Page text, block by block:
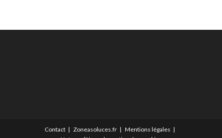
Contact Zoneasoluces.fr
Mentions légales